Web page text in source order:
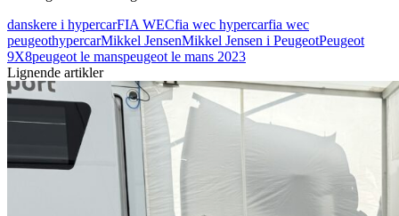
danskere i hypercarFIA WECfia wec hypercarfia wec
peugeothypercarMikkel JensenMikkel Jensen i PeugeotPeugeot
9X8peugeot le manspeugeot le mans 2023
Lignende artikler